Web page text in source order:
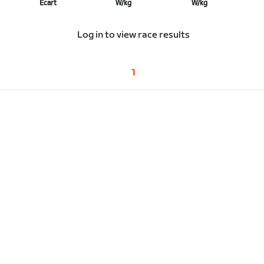
Écart W/kg W/kg
Log in to view race results
1